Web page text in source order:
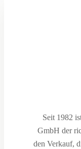
Seit 1982
GmbH der
den Verkauf,